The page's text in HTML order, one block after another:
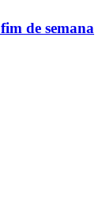
de semana